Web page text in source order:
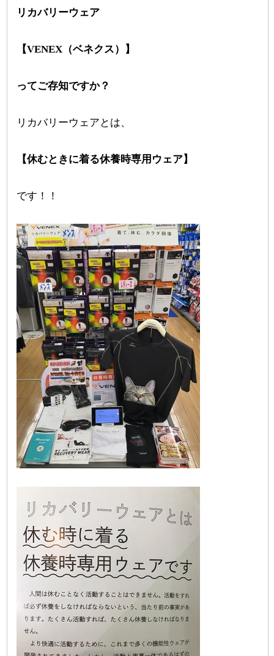
リカバリーウェア
【VENEX（ベネクス）】
ってご存知ですか？
リカバリーウェアとは、
【休むときに着る休養時専用ウェア】
です！！